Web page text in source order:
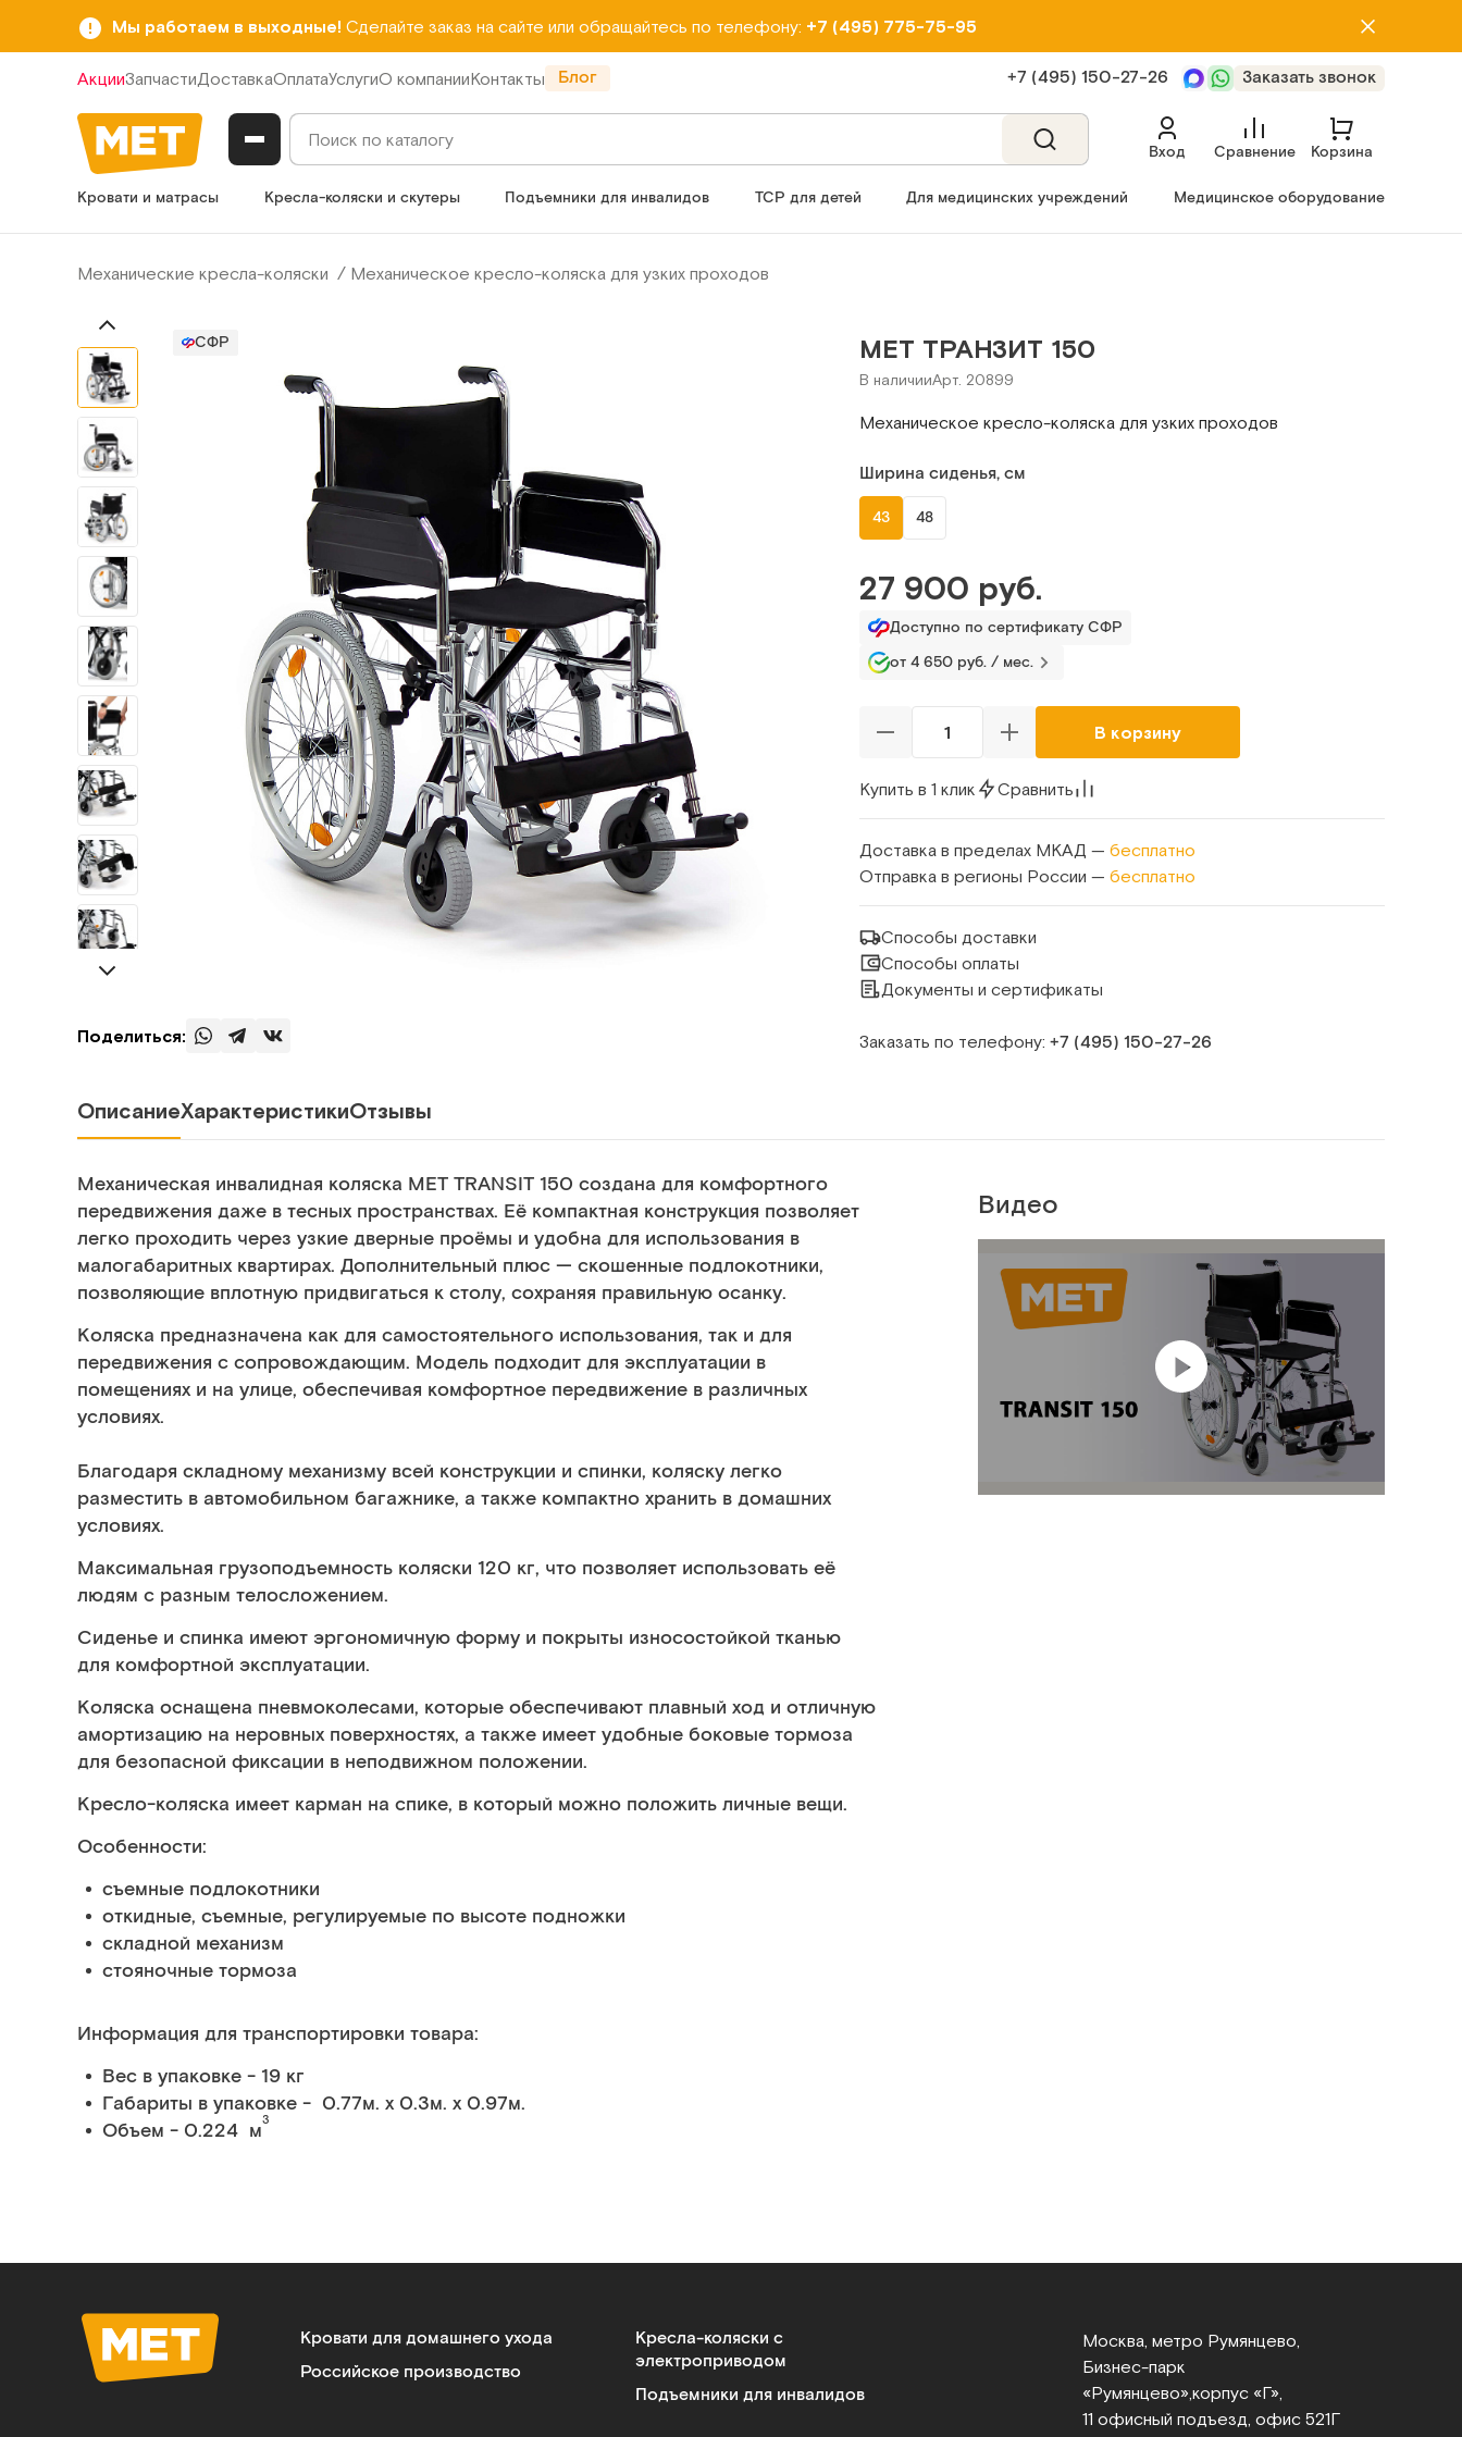
Мы работаем в выходные! Сделайте заказ на сайте или обращайтесь по телефону: +7 (495) 775-75-95
АкцииЗапчастиДоставкаОплатаУслугиО компанииКонтакты Блог +7 (495) 150‑27‑26 Заказать звонок
Вход Сравнение Корзина
Кровати и матрасы Кресла-коляски и скутеры Подъемники для инвалидов ТСР для детей Для медицинских учреждений Медицинское оборудование
Механические кресла-коляски Механическое кресло-коляска для узких проходов
СФР
Поделиться:
МЕТ ТРАНЗИТ 150
В наличииАрт. 20899
Механическое кресло-коляска для узких проходов
Ширина сиденья, см
43 48
27 900 руб.
Доступно по сертификату СФР
от 4 650 руб. / мес.
В корзину
Купить в 1 клик Сравнить
Доставка в пределах МКАД — бесплатно
Отправка в регионы России — бесплатно
Способы доставки
Способы оплаты
Документы и сертификаты
Заказать по телефону: +7 (495) 150‑27‑26
ОписаниеХарактеристикиОтзывы
Видео
Механическая инвалидная коляска МЕТ TRANSIT 150 создана для комфортного
передвижения даже в тесных пространствах. Её компактная конструкция позволяет
легко проходить через узкие дверные проёмы и удобна для использования в
малогабаритных квартирах. Дополнительный плюс — скошенные подлокотники,
позволяющие вплотную придвигаться к столу, сохраняя правильную осанку.
Коляска предназначена как для самостоятельного использования, так и для
передвижения с сопровождающим. Модель подходит для эксплуатации в
помещениях и на улице, обеспечивая комфортное передвижение в различных
условиях.
Благодаря складному механизму всей конструкции и спинки, коляску легко
разместить в автомобильном багажнике, а также компактно хранить в домашних
условиях.
Максимальная грузоподъемность коляски 120 кг, что позволяет использовать её
людям с разным телосложением.
Сиденье и спинка имеют эргономичную форму и покрыты износостойкой тканью
для комфортной эксплуатации.
Коляска оснащена пневмоколесами, которые обеспечивают плавный ход и отличную
амортизацию на неровных поверхностях, а также имеет удобные боковые тормоза
для безопасной фиксации в неподвижном положении.
Кресло-коляска имеет карман на спике, в который можно положить личные вещи.
Особенности:
съемные подлокотники
откидные, съемные, регулируемые по высоте подножки
складной механизм
стояночные тормоза
Информация для транспортировки товара:
Вес в упаковке - 19 кг
Габариты в упаковке - 0.77м. x 0.3м. x 0.97м.
Объем - 0.224 м3
Кровати для домашнего ухода
Российское производство
Кресла-коляски с
электроприводом
Подъемники для инвалидов
Москва, метро Румянцево,
Бизнес‑парк
«Румянцево», корпус «Г»,
11 офисный подъезд, офис 521Г